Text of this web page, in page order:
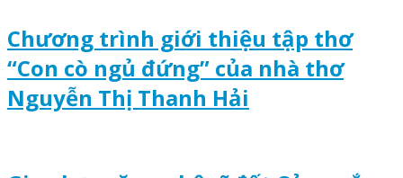
Chương trình giới thiệu tập thơ
“Con cò ngủ đứng” của nhà thơ
Nguyễn Thị Thanh Hải